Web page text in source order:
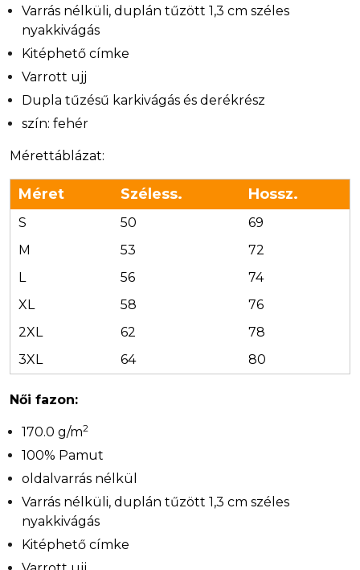
Varrás nélküli, duplán tűzött 1,3 cm széles
nyakkivágás
Kitéphető címke
Varrott ujj
Dupla tűzésű karkivágás és derékrész
szín: fehér
Mérettáblázat:
Méret Széless. Hossz.
S 50
69
M
53
72
L
56
74
XL
58
76
2XL
62
78
3XL
64 80
Női fazon:
170.0 g/m2
100% Pamut
oldalvarrás nélkül
Varrás nélküli, duplán tűzött 1,3 cm széles
nyakkivágás
Kitéphető címke